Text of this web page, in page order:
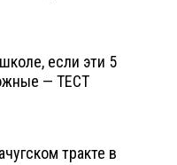
если эти 5
— ТЕСТ
тракте в